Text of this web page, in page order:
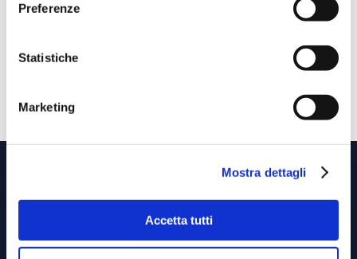
Preferenze
Statistiche
Marketing
Mostra dettagli
Accetta tutti